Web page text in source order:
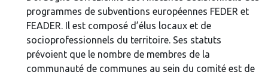
programmes de subventions européennes FEDER et
FEADER. Il est composé d’élus locaux et de
socioprofessionnels du territoire. Ses statuts
prévoient que le nombre de membres de la
communauté de communes au sein du comité est de